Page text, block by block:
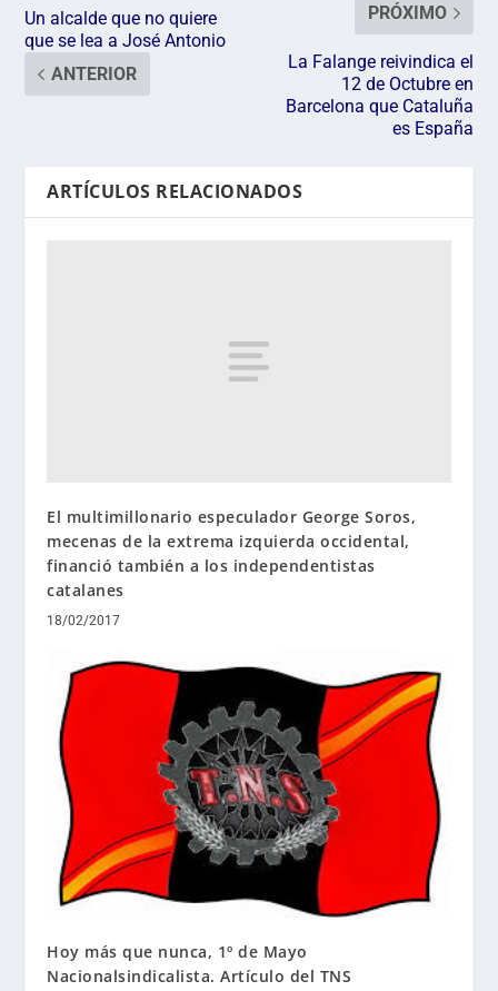
Un alcalde que no quiere
que se lea a José Antonio
ANTERIOR
PRÓXIMO
La Falange reivindica el
12 de Octubre en
Barcelona que Cataluña
es España
ARTÍCULOS RELACIONADOS
El multimillonario especulador George Soros,
mecenas de la extrema izquierda occidental,
financió también a los independentistas
catalanes
18/02/2017
Hoy más que nunca, 1º de Mayo
Nacionalsindicalista. Artículo del TNS